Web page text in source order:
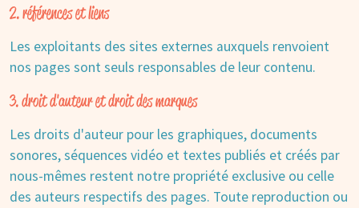
2. références et liens
Les exploitants des sites externes auxquels renvoient
nos pages sont seuls responsables de leur contenu.
3. droit d'auteur et droit des marques
Les droits d'auteur pour les graphiques, documents
sonores, séquences vidéo et textes publiés et créés par
nous-mêmes restent notre propriété exclusive ou celle
des auteurs respectifs des pages. Toute reproduction ou